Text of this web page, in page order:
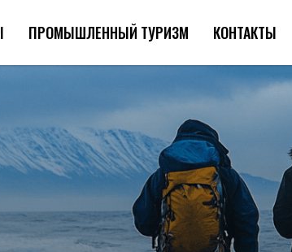
ПРОМЫШЛЕННЫЙ ТУРИЗМ КОНТАКТЫ